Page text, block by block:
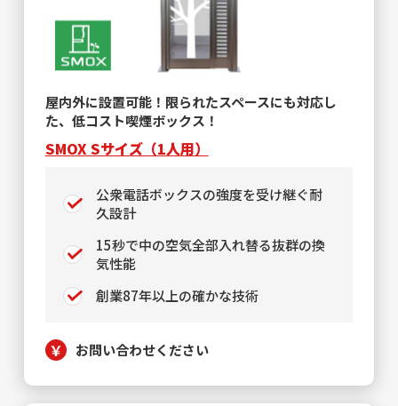
屋内外に設置可能！限られたスペースにも対応し
た、低コスト喫煙ボックス！
SMOX Sサイズ（1人用）
公衆電話ボックスの強度を受け継ぐ耐
久設計
15秒で中の空気全部入れ替る抜群の換
気性能
創業87年以上の確かな技術
お問い合わせください